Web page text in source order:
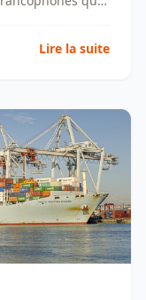
Lire la suite